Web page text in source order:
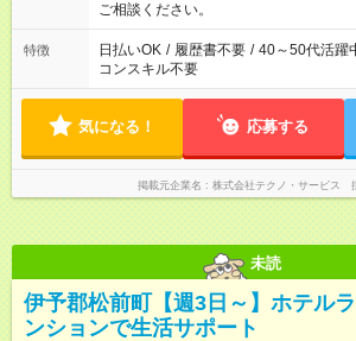
ご相談ください。
特徴 日払いOK / 履歴書不要 / 40～50代活躍
コンスキル不要
気になる！ 応募する
掲載元企業名 株式会社テクノ・サービス
未読
伊予郡松前町【週3日～】ホテル
ンションで生活サポート